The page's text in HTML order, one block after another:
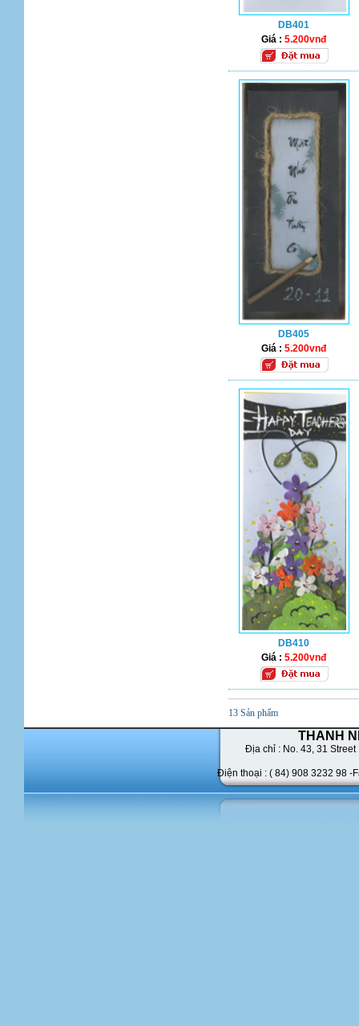
DB401
Giá :5.200vnđ
DB405
Giá :5.200vnđ
DB410
Giá :5.200vnđ
13 Sản phẩm
THANH
Địa chỉ : No. 43, 31 Street
Điện thoại : ( 84) 908 3232 98 -